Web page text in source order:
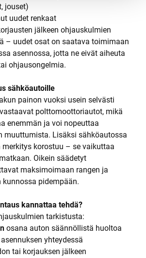
jouset)
uudet renkaat
jälkeen ohjauskulmien
– uudet osat on saatava toimimaan
asennossa, jotta ne eivät aiheuta
ohjausongelmia.
sähköautoille
painon vuoksi usein selvästi
polttomoottoriautot, mikä
enemmän ja voi nopeuttaa
muuttumista. Lisäksi sähköautossa
korostuu – se vaikuttaa
Oikein säädetyt
maksimoimaan rangen ja
pidempään.
kannattaa tehdä?
tarkistusta:
osana auton säännöllistä huoltoa
yhteydessä
tai korjauksen jälkeen